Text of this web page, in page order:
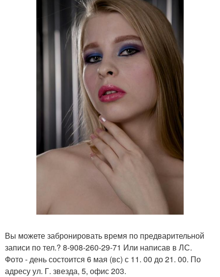
Вы можете забронировать время по предварительной
записи по тел.? 8-908-260-29-71 Или написав в ЛС.
Фото - день состоится 6 мая (вс) с 11. 00 до 21. 00. По
адресу ул. Г. звезда, 5, офис 203.